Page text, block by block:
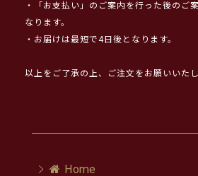
・「お支払い」のご案内を行った後のご
なります。
・お届けは最短で4日後となります。
以上をご了承の上、ご注文をお願いいたし
Home